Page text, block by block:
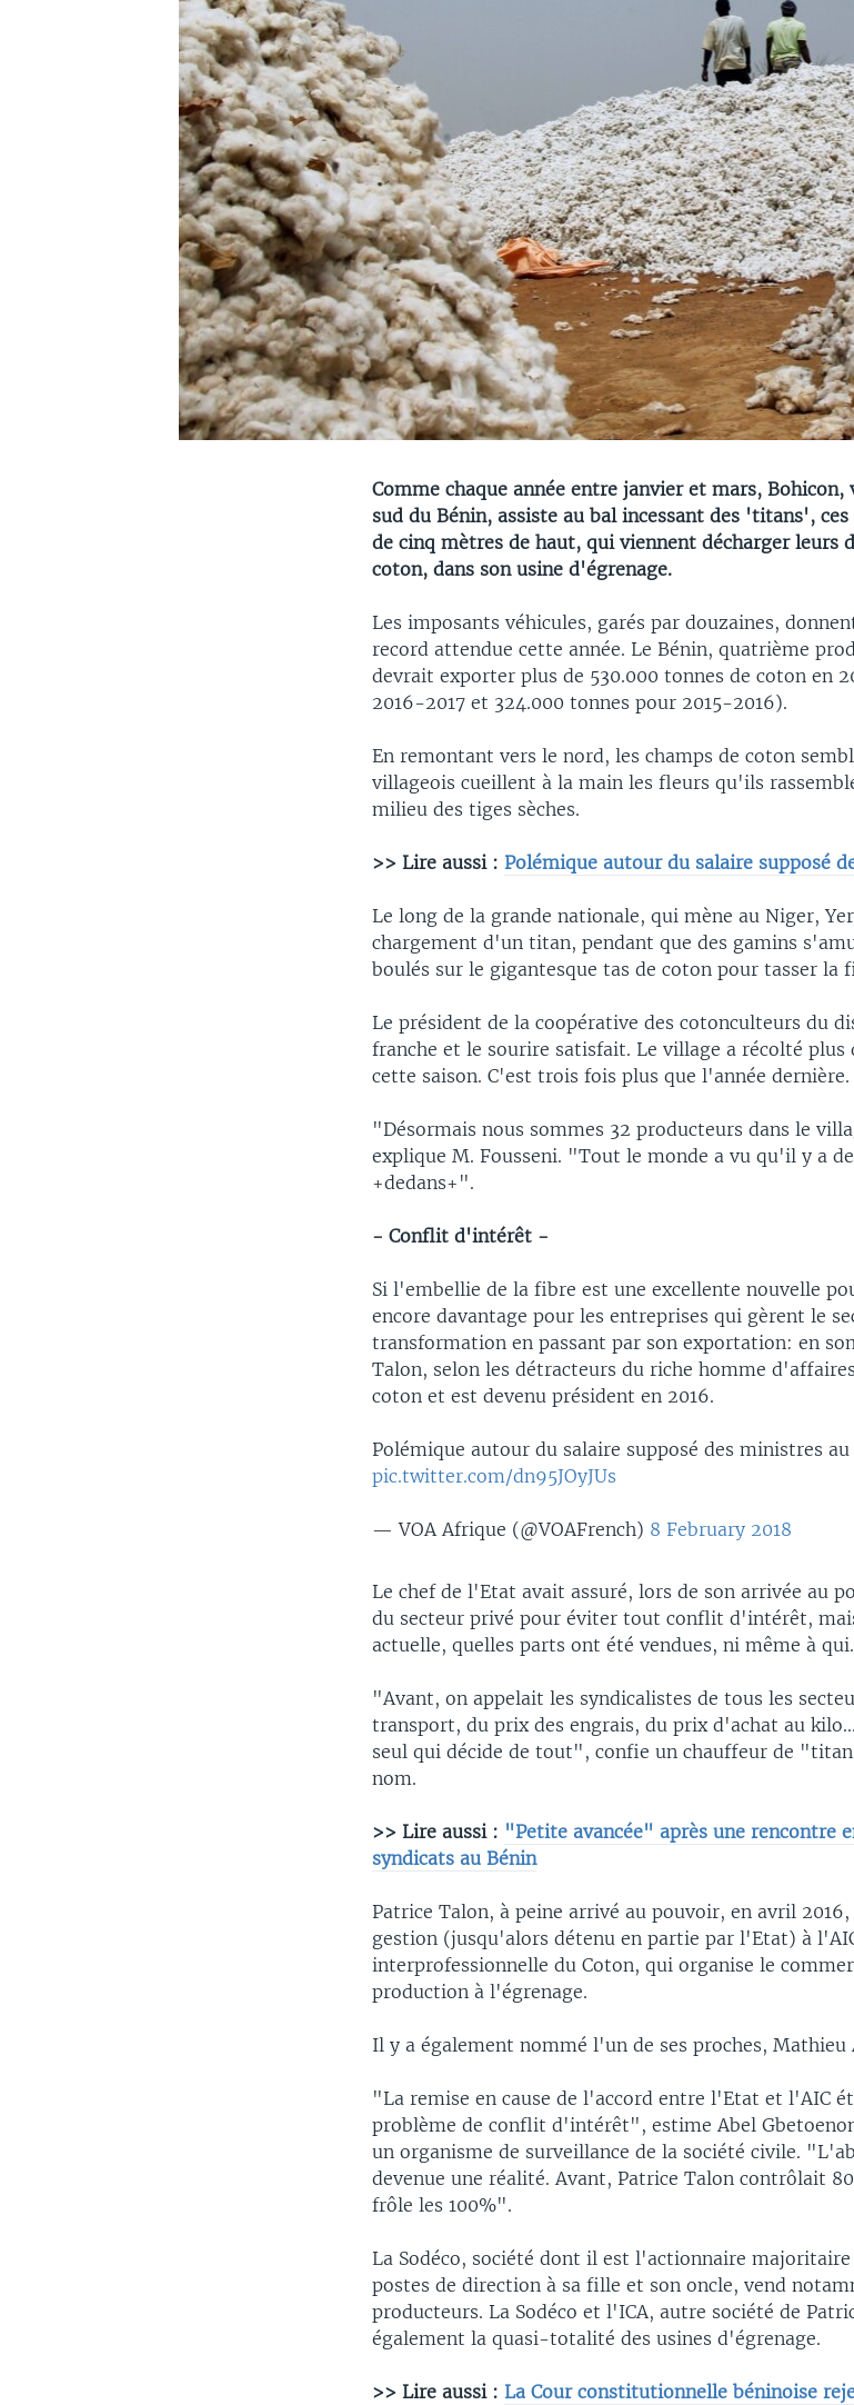
Comme chaque année entre janvier et mars,
sud du Bénin, assiste au bal incessant des 'titans',
de cinq mètres de haut, qui viennent décharger leurs
coton, dans son usine d'égrenage.
Les imposants véhicules, garés par douzaines,
record attendue cette année. Le Bénin, quatrième
devrait exporter plus de 530.000 tonnes de coton en
2016-2017 et 324.000 tonnes pour 2015-2016).
En remontant vers le nord, les champs de coton
villageois cueillent à la main les fleurs qu'ils
milieu des tiges sèches.
>> Lire aussi :Polémique autour du salaire supposé
Le long de la grande nationale, qui mène au Niger,
chargement d'un titan, pendant que des gamins
boulés sur le gigantesque tas de coton pour tasser la
Le président de la coopérative des cotonculteurs du
franche et le sourire satisfait. Le village a récolté
cette saison. C'est trois fois plus que l'année dernière.
"Désormais nous sommes 32 producteurs dans le
explique M. Fousseni. "Tout le monde a vu qu'il y a
+dedans+".
- Conflit d'intérêt -
Si l'embellie de la fibre est une excellente nouvelle
encore davantage pour les entreprises qui gèrent le
transformation en passant par son exportation: en
Talon, selon les détracteurs du riche homme
coton et est devenu président en 2016.
Polémique autour du salaire supposé des ministres
pic.twitter.com/dn95JOyJUs
— VOA Afrique (@VOAFrench) 8 February 2018
Le chef de l'Etat avait assuré, lors de son arrivée au
du secteur privé pour éviter tout conflit d'intérêt,
actuelle, quelles parts ont été vendues, ni même à qui.
"Avant, on appelait les syndicalistes de tous les
transport, du prix des engrais, du prix d'achat au
seul qui décide de tout", confie un chauffeur de
nom.
>> Lire aussi : "Petite avancée" après une rencontre
syndicats au Bénin
Patrice Talon, à peine arrivé au pouvoir, en avril
gestion (jusqu'alors détenu en partie par l'Etat) à
interprofessionnelle du Coton, qui organise le
production à l'égrenage.
Il y a également nommé l'un de ses proches, Mathieu
"La remise en cause de l'accord entre l'Etat et l'AIC
problème de conflit d'intérêt", estime Abel
un organisme de surveillance de la société civile.
devenue une réalité. Avant, Patrice Talon contrôlait
frôle les 100%".
La Sodéco, société dont il est l'actionnaire
postes de direction à sa fille et son oncle, vend
producteurs. La Sodéco et l'ICA, autre société de
également la quasi-totalité des usines d'égrenage.
>> Lire aussi :La Cour constitutionnelle béninoise